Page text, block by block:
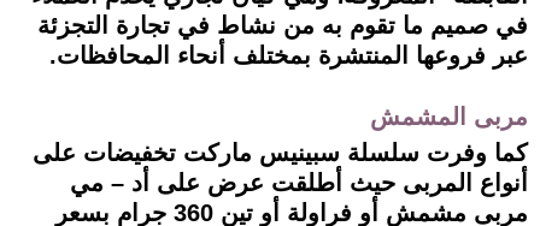
في صميم ما تقوم به من نشاط في تجارة التجزئة
عبر فروعها المنتشرة بمختلف أنحاء المحافظات.
مربى المشمش
كما وفرت سلسلة سبينيس ماركت تخفيضات على
أنواع المربى حيث أطلقت عرض على أد – مي
مربى مشمش أو فراولة أو تين 360 جرام بسعر